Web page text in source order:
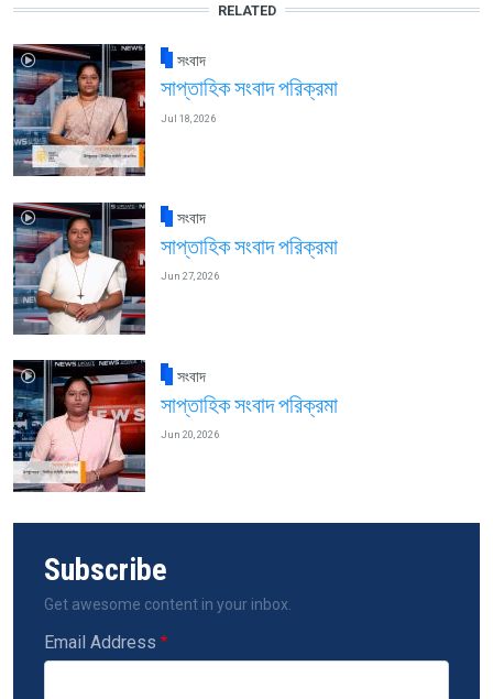
RELATED
সংবাদ
সাপ্তাহিক সংবাদ পরিক্রমা
Jul 18, 2026
সংবাদ
সাপ্তাহিক সংবাদ পরিক্রমা
Jun 27, 2026
সংবাদ
সাপ্তাহিক সংবাদ পরিক্রমা
Jun 20, 2026
Subscribe
Get awesome content in your inbox.
Email Address